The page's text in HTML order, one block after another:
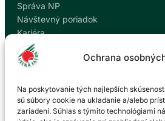
Ochrana
Na poskytovanie tých najlepších
sú súbory cookie na ukladanie a/alebo
zariadení. Súhlas s týmito technológiami
Správa NP
Návštevný poriadok
Kariéra
Kontakty
Ochrana osobných údajov
Kontakt